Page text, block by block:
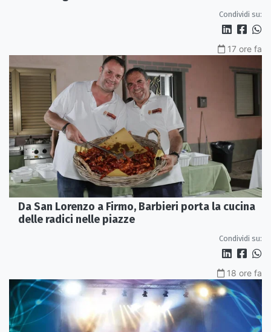
Condividi su:
17 ore fa
Da San Lorenzo a Firmo, Barbieri porta la cucina
delle radici nelle piazze
Condividi su:
18 ore fa